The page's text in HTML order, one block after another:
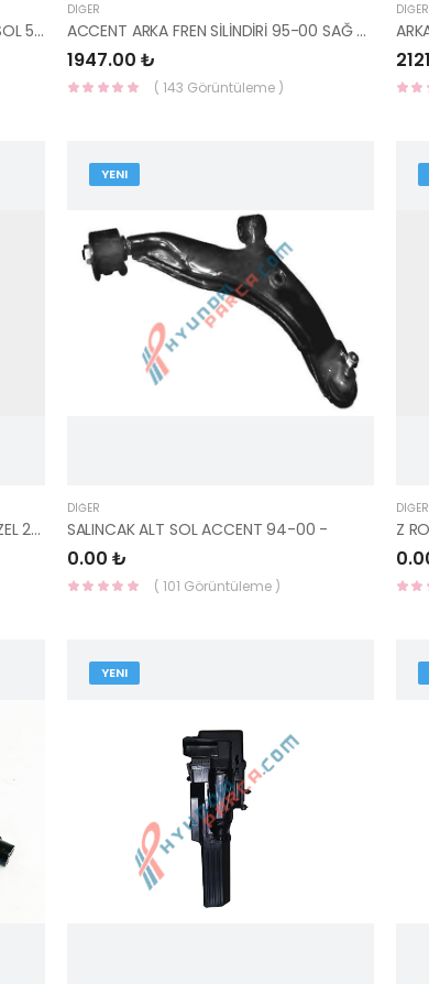
ACCENT ARKA FREN SİLİNDİRİ 95-00 SOL 58330-22000-YS
DIĞER
ACCENT ARKA FREN SİLİNDİRİ 95-00 SAĞ 58380-22000-HMC
1947.00 ₺
( 143 Görüntüleme )
DIĞER
HAVA FİLTRE KUTUSU ELANTRA 16- DİZEL 28110-F2900-YS
YENI
DIĞER
SALINCAK ALT SOL ACCENT 94-00 -
0.00 ₺
( 101 Görüntüleme )
DIĞER
YENI